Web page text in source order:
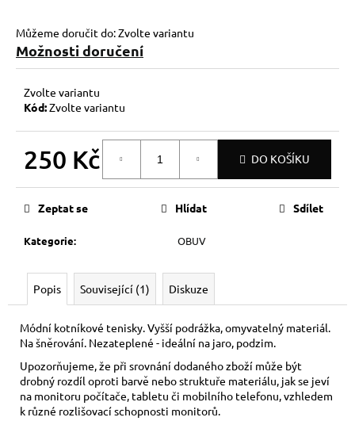
Můžeme doručit do:Zvolte variantu
Možnosti doručení
Zvolte variantu
Kód:Zvolte variantu
250 Kč DO KOŠÍKU
Kategorie: OBUV
Zeptat se Hlídat Sdílet
Popis Související (1) Diskuze
Módní kotníkové tenisky. Vyšší podrážka, omyvatelný materiál.
Na šněrování. Nezateplené - ideální na jaro, podzim.
Upozorňujeme, že při srovnání dodaného zboží může být
drobný rozdíl oproti barvě nebo struktuře materiálu, jak se jeví
na monitoru počítače, tabletu či mobilního telefonu, vzhledem
k různé rozlišovací schopnosti monitorů.